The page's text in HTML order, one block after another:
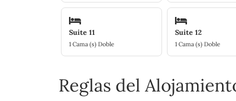
Suite 11
1 Cama (s) Doble
Suite 12
1 Cama (s) Doble
Reglas del